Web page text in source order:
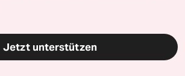
Jetzt unterstützen